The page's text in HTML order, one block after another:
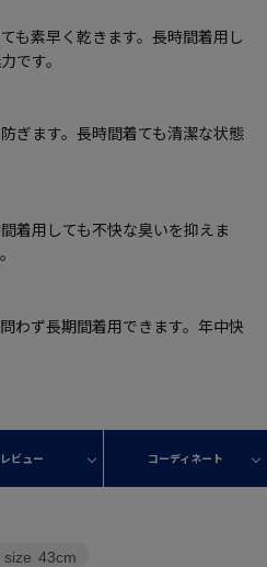
も素早く乾きます。長時間着用し
です。
ぎます。長時間着ても清潔な状態
着用しても不快な臭いを抑えま
わず長期間着用できます。年中快
レビュー コーディネート
size 43cm